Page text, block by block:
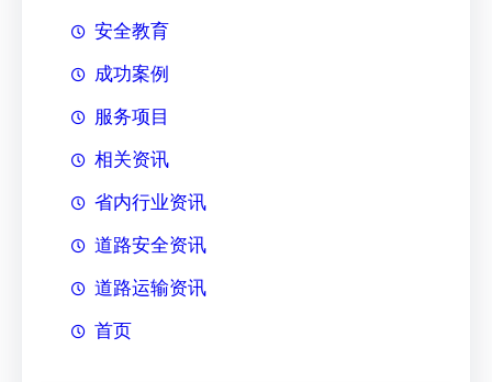
安全教育
成功案例
服务项目
相关资讯
省内行业资讯
道路安全资讯
道路运输资讯
首页